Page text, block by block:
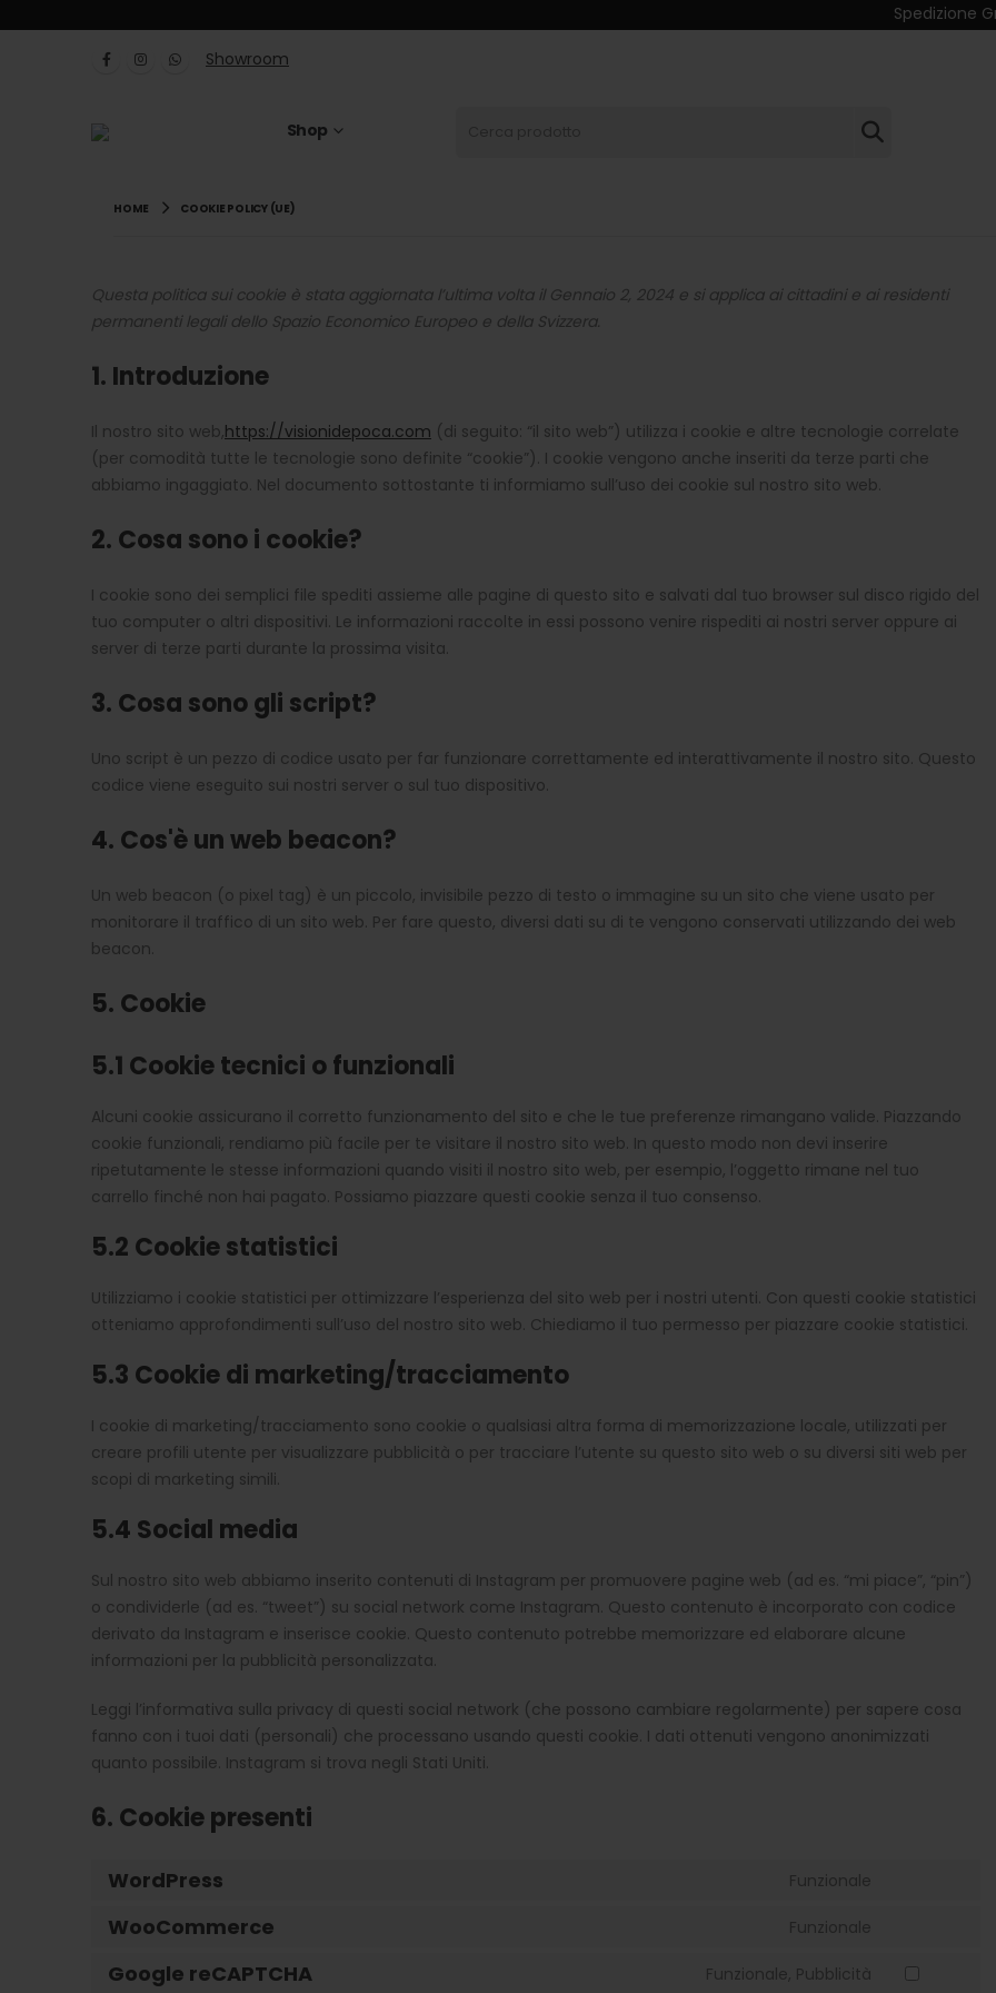
Showroom
Shop
HOME COOKIE POLICY (UE)
Questa politica sui cookie è stata aggiornata l’ultima volta il Gennaio 2, 2024 e si applica ai cittadini e ai residenti
permanenti legali dello Spazio Economico Europeo e della Svizzera.
1. Introduzione
Il nostro sito web,https://visionidepoca.com (di seguito: “il sito web”) utilizza i cookie e altre tecnologie correlate
(per comodità tutte le tecnologie sono definite “cookie”). I cookie vengono anche inseriti da terze parti che
abbiamo ingaggiato. Nel documento sottostante ti informiamo sull’uso dei cookie sul nostro sito web.
2. Cosa sono i cookie?
I cookie sono dei semplici file spediti assieme alle pagine di questo sito e salvati dal tuo browser sul disco rigido del
tuo computer o altri dispositivi. Le informazioni raccolte in essi possono venire rispediti ai nostri server oppure ai
server di terze parti durante la prossima visita.
3. Cosa sono gli script?
Uno script è un pezzo di codice usato per far funzionare correttamente ed interattivamente il nostro sito. Questo
codice viene eseguito sui nostri server o sul tuo dispositivo.
4. Cos'è un web beacon?
Un web beacon (o pixel tag) è un piccolo, invisibile pezzo di testo o immagine su un sito che viene usato per
monitorare il traffico di un sito web. Per fare questo, diversi dati su di te vengono conservati utilizzando dei web
beacon.
5. Cookie
5.1 Cookie tecnici o funzionali
Alcuni cookie assicurano il corretto funzionamento del sito e che le tue preferenze rimangano valide. Piazzando
cookie funzionali, rendiamo più facile per te visitare il nostro sito web. In questo modo non devi inserire
ripetutamente le stesse informazioni quando visiti il nostro sito web, per esempio, l’oggetto rimane nel tuo
carrello finché non hai pagato. Possiamo piazzare questi cookie senza il tuo consenso.
5.2 Cookie statistici
Utilizziamo i cookie statistici per ottimizzare l’esperienza del sito web per i nostri utenti. Con questi cookie statistici
otteniamo approfondimenti sull’uso del nostro sito web. Chiediamo il tuo permesso per piazzare cookie statistici.
5.3 Cookie di marketing/tracciamento
I cookie di marketing/tracciamento sono cookie o qualsiasi altra forma di memorizzazione locale, utilizzati per
creare profili utente per visualizzare pubblicità o per tracciare l’utente su questo sito web o su diversi siti web per
scopi di marketing simili.
5.4 Social media
Sul nostro sito web abbiamo inserito contenuti di Instagram per promuovere pagine web (ad es. “mi piace”, “pin”)
o condividerle (ad es. “tweet”) su social network come Instagram. Questo contenuto è incorporato con codice
derivato da Instagram e inserisce cookie. Questo contenuto potrebbe memorizzare ed elaborare alcune
informazioni per la pubblicità personalizzata.
Leggi l’informativa sulla privacy di questi social network (che possono cambiare regolarmente) per sapere cosa
fanno con i tuoi dati (personali) che processano usando questi cookie. I dati ottenuti vengono anonimizzati
quanto possibile. Instagram si trova negli Stati Uniti.
6. Cookie presenti
WordPress Funzionale
wordpress
WooCommerce Funzionale
Google reCAPTCHA Funzionale, Pubblicità
Consent